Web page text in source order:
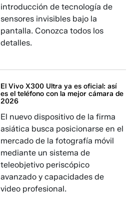
introducción de tecnología de
sensores invisibles bajo la
pantalla. Conozca todos los
detalles.
El Vivo X300 Ultra ya es oficial: así
es el teléfono con la mejor cámara de
2026
El nuevo dispositivo de la firma
asiática busca posicionarse en el
mercado de la fotografía móvil
mediante un sistema de
teleobjetivo periscópico
avanzado y capacidades de
video profesional.